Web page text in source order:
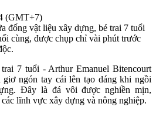
(GMT+7)
đống vật liệu xây dựng, bé trai 7 tuổi
cùng, được chụp chỉ vài phút trước
7 tuổi - Arthur Emanuel Bitencourt
ngón tay cái lên tạo dáng khi ngồi
Đây là đá vôi được nghiền mịn,
lĩnh vực xây dựng và nông nghiệp.